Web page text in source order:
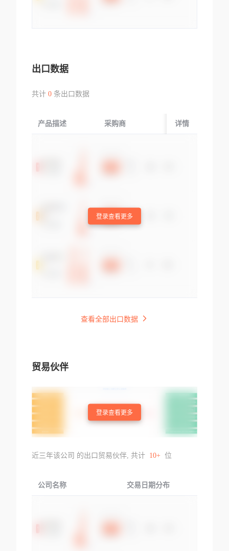
出口数据
共计 0条出口数据
产品描述 采购商 起运国/地区
详情
登录查看更多
查看全部出口数据
贸易伙伴
登录查看更多
近三年该公司 的出口贸易伙伴, 共计 10+ 位
公司名称 交易日期分布